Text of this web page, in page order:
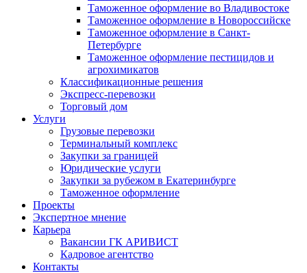
Таможенное оформление во Владивостоке
Таможенное оформление в Новороссийске
Таможенное оформление в Санкт-
Петербурге
Таможенное оформление пестицидов и
агрохимикатов
Классификационные решения
Экспресс-перевозки
Торговый дом
Услуги
Грузовые перевозки
Терминальный комплекс
Закупки за границей
Юридические услуги
Закупки за рубежом в Екатеринбурге
Таможенное оформление
Проекты
Экспертное мнение
Карьера
Вакансии ГК АРИВИСТ
Кадровое агентство
Контакты